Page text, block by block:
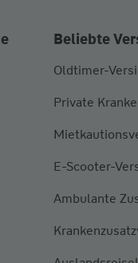
Beliebte
Oldtimer-
Private
E-Scooter-
Ambulante